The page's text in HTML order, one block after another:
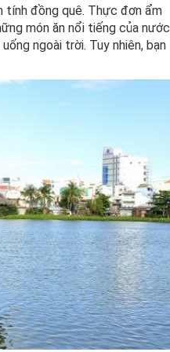
tính đồng quê. Thực đơn ẩm
món ăn nổi tiếng của nước
ngoài trời. Tuy nhiên, bạn